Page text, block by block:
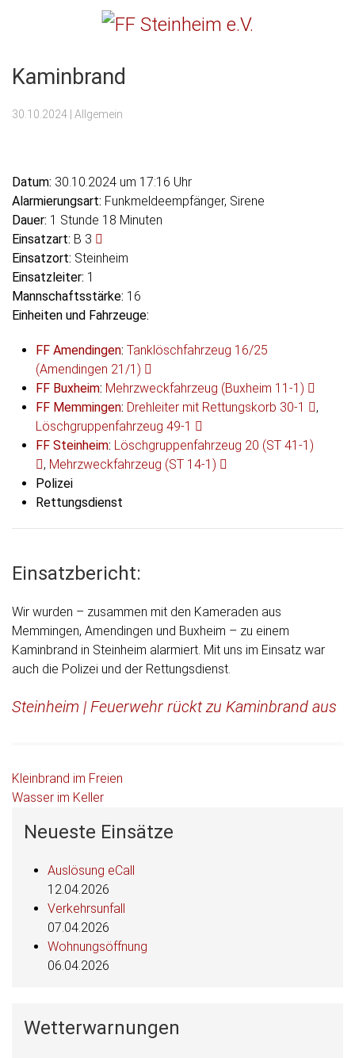
FF Steinheim e.V.
Kaminbrand
30.10.2024 | Allgemein
Datum: 30.10.2024 um 17:16 Uhr
Alarmierungsart: Funkmeldeempfänger, Sirene
Dauer: 1 Stunde 18 Minuten
Einsatzart: B 3
Einsatzort: Steinheim
Einsatzleiter: 1
Mannschaftsstärke: 16
Einheiten und Fahrzeuge:
FF Amendingen: Tanklöschfahrzeug 16/25
(Amendingen 21/1)
FF Buxheim: Mehrzweckfahrzeug (Buxheim 11-1)
FF Memmingen: Drehleiter mit Rettungskorb 30-1
,
Löschgruppenfahrzeug 49-1
FF Steinheim: Löschgruppenfahrzeug 20 (ST 41-1)
, Mehrzweckfahrzeug (ST 14-1)
Polizei
Rettungsdienst
Einsatzbericht:
Wir wurden – zusammen mit den Kameraden aus
Memmingen, Amendingen und Buxheim – zu einem
Kaminbrand in Steinheim alarmiert. Mit uns im Einsatz war
auch die Polizei und der Rettungsdienst.
Steinheim | Feuerwehr rückt zu Kaminbrand aus
Beitragsnavigation
Kleinbrand im Freien
Wasser im Keller
Neueste Einsätze
Auslösung eCall
12.04.2026
Verkehrsunfall
07.04.2026
Wohnungsöffnung
06.04.2026
Wetterwarnungen